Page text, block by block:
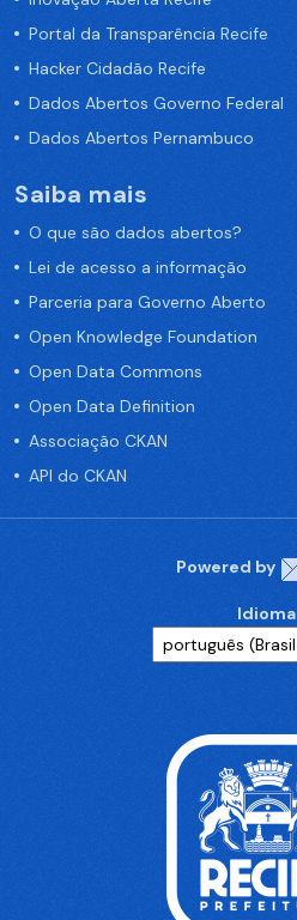
Portal da Transparência Recife
Hacker Cidadão Recife
Dados Abertos Governo Federal
Dados Abertos Pernambuco
Saiba mais
O que são dados abertos?
Lei de acesso a informação
Parceria para Governo Aberto
Open Knowledge Foundation
Open Data Commons
Open Data Definition
Associação CKAN
API do CKAN
Powered by
Idioma